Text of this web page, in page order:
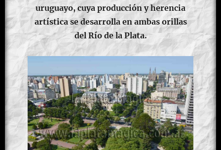
uruguayo, cuya producción y herencia
artística se desarrolla en ambas orillas
del Río de la Plata.